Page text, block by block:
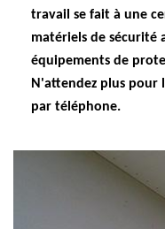
travail se fait à une
matériels de sécurité
équipements de
N'attendez plus pour
par téléphone.